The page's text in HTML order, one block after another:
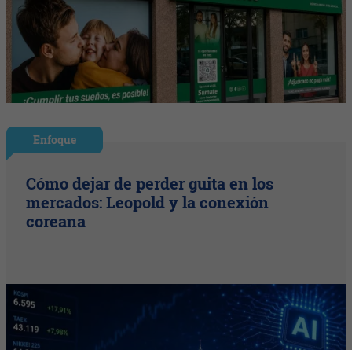
Enfoque
Cómo dejar de perder guita en los
mercados: Leopold y la conexión
coreana